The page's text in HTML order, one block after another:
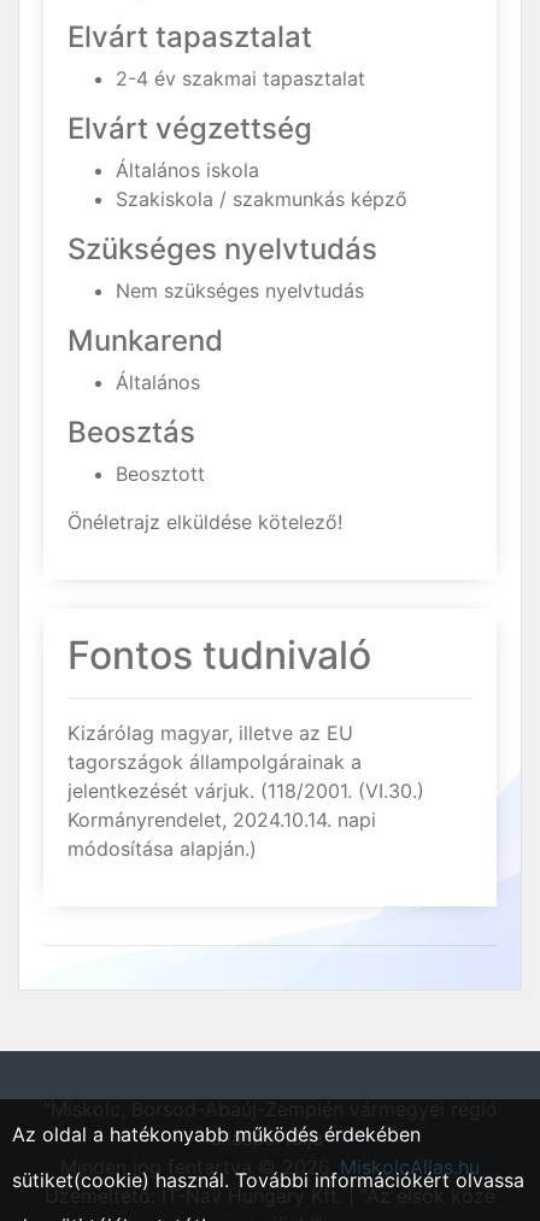
Elvárt tapasztalat
2-4 év szakmai tapasztalat
Elvárt végzettség
Általános iskola
Szakiskola / szakmunkás képző
Szükséges nyelvtudás
Nem szükséges nyelvtudás
Munkarend
Általános
Beosztás
Beosztott
Önéletrajz elküldése kötelező!
Fontos tudnivaló
Kizárólag magyar, illetve az EU
tagországok állampolgárainak a
jelentkezését várjuk. (118/2001. (VI.30.)
Kormányrendelet, 2024.10.14. napi
módosítása alapján.)
állásportálja"
Minden jog fentartva © 2026.MiskolcAllas.hu
Üzemeltető: IT-Nav Hungary Kft. | "Az elsők közé
Az oldal a hatékonyabb működés érdekében
sütiket(cookie) használ. További információkért olvassa